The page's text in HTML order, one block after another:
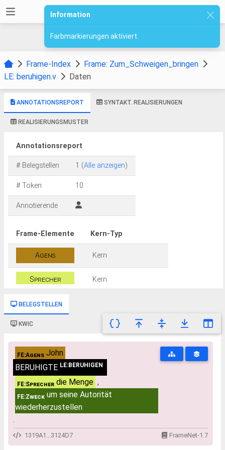
Frame-Index
Frame: Zum_Schweigen_bringen
LE: beruhigen.v
Daten
ANNOTATIONSREPORT SYNTAKT. REALISIERUNGEN
REALISIERUNGSMUSTER
Annotationsreport
# Belegstellen 1 (Alle anzeigen)
# Token 10
Annotierende
Frame-Elemente Kern-Typ
Agens Kern
Sprecher Kern
Zweck
BELEGSTELLEN
KWIC
FE:Agens John
BERUHIGTE LE:BERUHIGEN
FE:Sprecher die Menge ,
FE:Zweck um seine Autorität
wiederherzustellen
.
1319A1...3124D7 FrameNet-1.7
Information
Farbmarkierungen aktiviert.